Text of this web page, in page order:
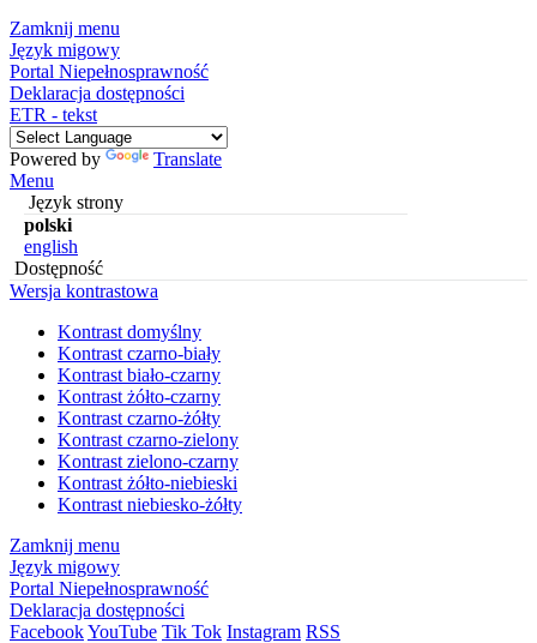
Zamknij menu
Język migowy
Portal Niepełnosprawność
Deklaracja dostępności
ETR - tekst
Powered by
Translate
Menu
Język strony
polski
english
Dostępność
Wersja kontrastowa
Kontrast domyślny
Kontrast czarno-biały
Kontrast biało-czarny
Kontrast żółto-czarny
Kontrast czarno-żółty
Kontrast czarno-zielony
Kontrast zielono-czarny
Kontrast żółto-niebieski
Kontrast niebiesko-żółty
Zamknij menu
Język migowy
Portal Niepełnosprawność
Deklaracja dostępności
FacebookYouTube Tik Tok Instagram RSS